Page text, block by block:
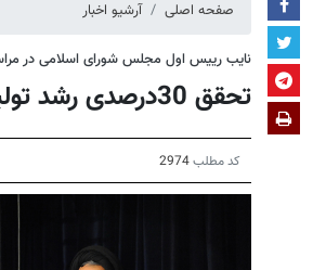
صفحه اصلی آرشیو اخبار
نایب رییس اول مجلس شورای اسلامی در
تحقق 30درصدی رشد تولید نیرومحرکه
کد مطلب2974